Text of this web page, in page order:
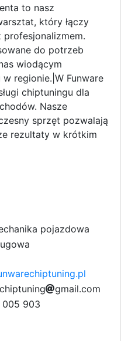
to nasz
który łączy
do potrzeb
wiodącym
regionie.|W Funware
chiptuningu dla
Nasze
sprzęt pozwalają
rezultaty w krótkim
pojazdowa
ch0
iptuning gmail.cd
o7
m
903